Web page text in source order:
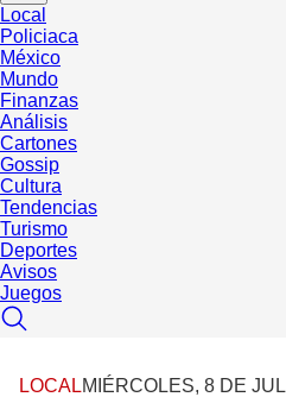
Local
Policiaca
México
Mundo
Finanzas
Análisis
Cartones
Gossip
Cultura
Tendencias
Turismo
Deportes
Avisos
Juegos
LOCALMIÉRCOLES, 8 DE